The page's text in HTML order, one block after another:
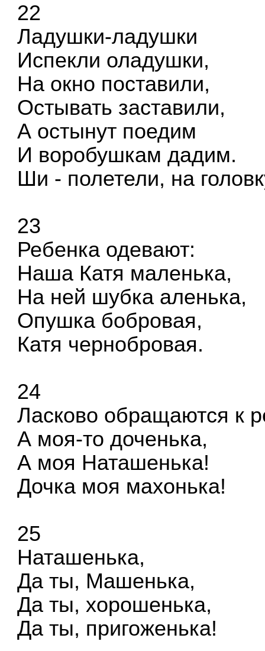
22
Ладушки-ладушки
Испекли оладушки,
На окно поставили,
Остывать заставили,
А остынут поедим
И воробушкам дадим.
Ши - полетели, на
23
Ребенка одевают:
Наша Катя маленька,
На ней шубка аленька,
Опушка бобровая,
Катя чернобровая.
24
Ласково обращаются к
А моя-то доченька,
А моя Наташенька!
Дочка моя махонька!
25
Наташенька,
Да ты, Машенька,
Да ты, хорошенька,
Да ты, пригоженька!